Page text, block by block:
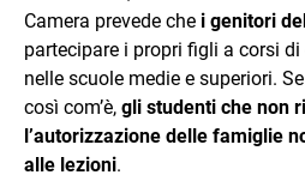
Camera prevede che i genitori
partecipare i propri figli a corsi
nelle scuole medie e superiori.
così com’è, gli studenti che non
l’autorizzazione delle famiglie
alle lezioni.